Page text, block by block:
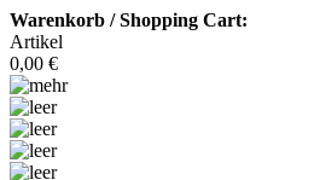
Warenkorb / Shopping Cart:
Artikel
0,00 €